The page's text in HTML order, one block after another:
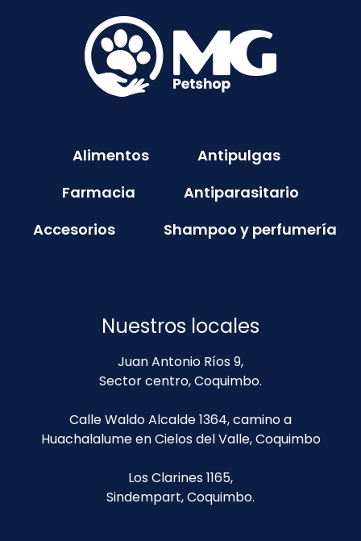
Alimentos
Antipulgas
Farmacia
Antiparasitario
Accesorios
Shampoo y perfumería
Nuestros locales
Juan Antonio Ríos 9,
Sector centro, Coquimbo.
Calle Waldo Alcalde 1364, camino a
Huachalalume en Cielos del Valle, Coquimbo
Los Clarines 1165,
Sindempart, Coquimbo.